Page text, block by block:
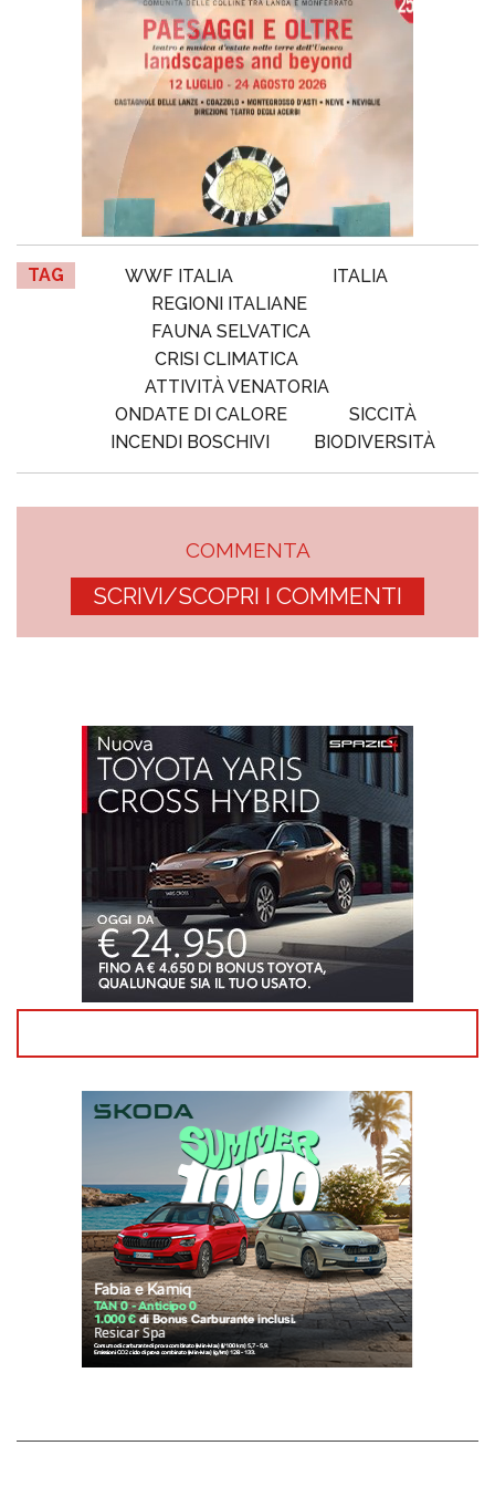
TAG WWF ITALIA
ITALIA
REGIONI ITALIANE
FAUNA SELVATICA
CRISI CLIMATICA
ATTIVITÀ VENATORIA
ONDATE DI CALORE
SICCITÀ
INCENDI BOSCHIVI
BIODIVERSITÀ
COMMENTA
SCRIVI/SCOPRI I COMMENTI